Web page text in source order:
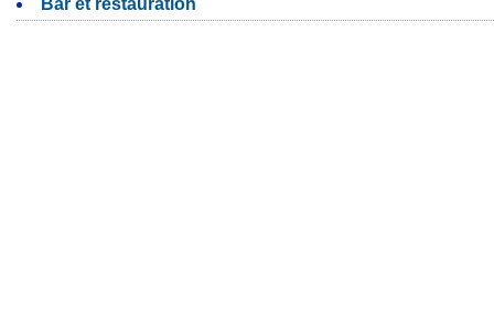
Bar et restauration